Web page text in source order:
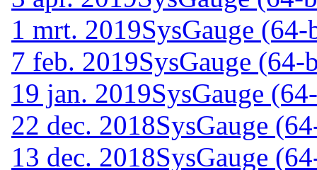
1 mrt. 2019SysGauge
7 feb. 2019SysGauge
19 jan. 2019SysGauge
22 dec. 2018SysGauge
13 dec. 2018SysGauge